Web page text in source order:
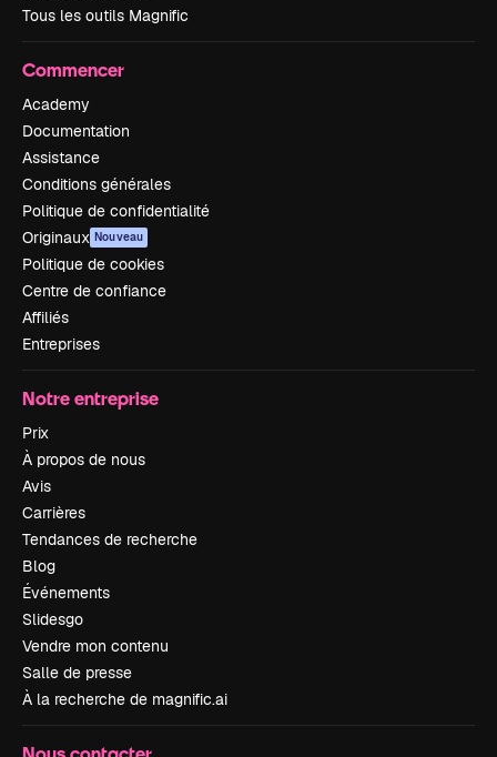
Tous les outils Magnific
Commencer
Academy
Documentation
Assistance
Conditions générales
Politique de confidentialité
Originaux Nouveau
Politique de cookies
Centre de confiance
Affiliés
Entreprises
Notre entreprise
Prix
À propos de nous
Avis
Carrières
Tendances de recherche
Blog
Événements
Slidesgo
Vendre mon contenu
Salle de presse
À la recherche de magnific.ai